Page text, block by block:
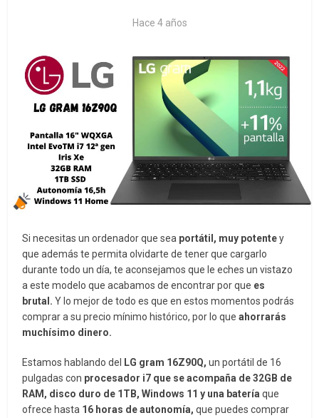
Hace 4 años
Si necesitas un ordenador que sea portátil, muy potentey
que además te permita olvidarte de tener que cargarlo
durante todo un día, te aconsejamos que le eches un vistazo
a este modelo que acabamos de encontrar por que es
brutal. Y lo mejor de todo es que en estos momentos podrás
comprar a su precio mínimo histórico, por lo queahorrarás
muchísimo dinero.
Estamos hablando del LG gram 16Z90Q,un portátil de 16
pulgadas con procesador i7 que se acompaña de 32GB de
RAM, disco duro de 1TB, Windows 11 y una batería que
ofrece hasta 16 horas de autonomía,que puedes comprar